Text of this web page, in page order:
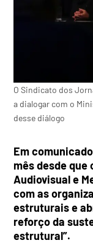
O Sindicato dos
a dialogar com o
desse diálogo
Em
mês desde que
Audiovisual e
com as
estruturais e
reforço da
estrutural”.